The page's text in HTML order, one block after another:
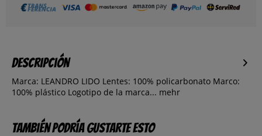
Descripción
Marca: LEANDRO LIDO Lentes: 100% policarbonato Marco:
100% plástico Logotipo de la marca... mehr
También podría gustarte esto